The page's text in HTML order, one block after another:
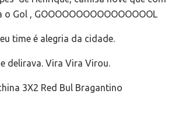
Gol , GOOOOOOOOOOOOOOOOL
time é alegria da cidade.
delirava. Vira Vira Virou.
3X2 Red Bul Bragantino